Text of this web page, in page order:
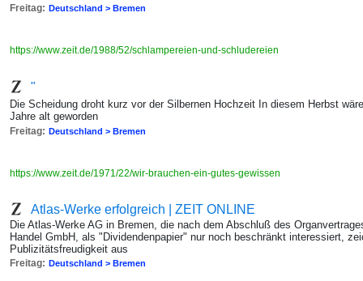
Freitag: Deutschland > Bremen
https://www.zeit.de/1988/52/schlampereien-und-schludereien
"
Die Scheidung droht kurz vor der Silbernen Hochzeit In diesem Herbst
Jahre alt geworden
Freitag: Deutschland > Bremen
https://www.zeit.de/1971/22/wir-brauchen-ein-gutes-gewissen
Atlas-Werke erfolgreich | ZEIT ONLINE
Die Atlas-Werke AG in Bremen, die nach dem Abschluß des
Handel GmbH, als "Dividendenpapier" nur noch beschränkt interessiert,
Publizitätsfreudigkeit aus
Freitag: Deutschland > Bremen